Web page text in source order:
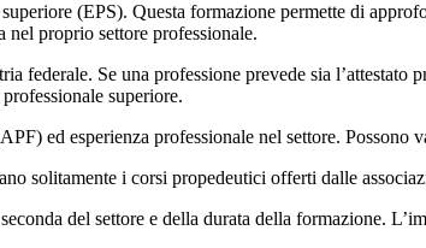
(EPS). Questa formazione permette di
proprio settore professionale.
federale. Se una professione prevede sia
superiore.
ed esperienza professionale nel settore. Possono
solitamente i corsi propedeutici offerti dalle
del settore e della durata della formazione.